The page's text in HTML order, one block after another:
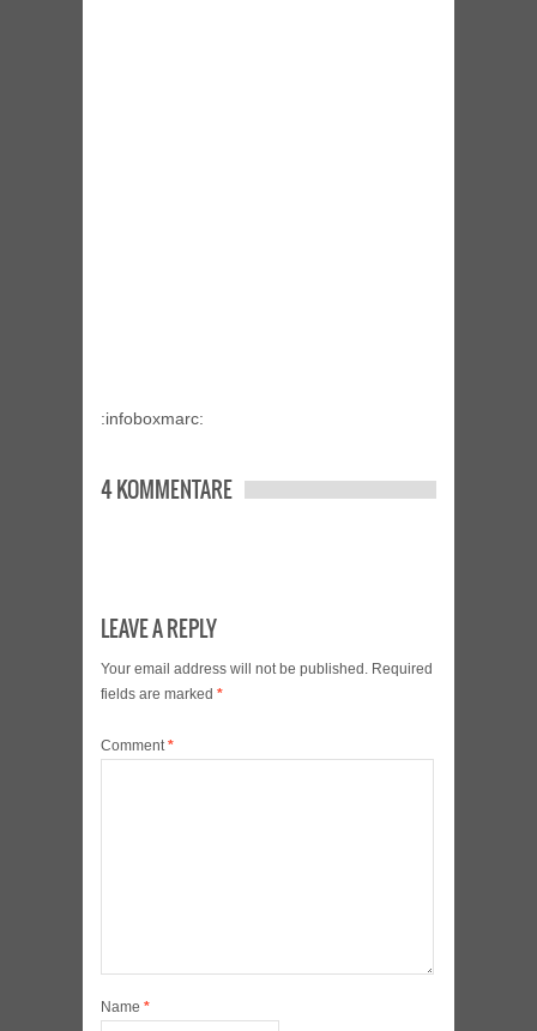
:infoboxmarc:
4 KOMMENTARE
LEAVE A REPLY
Your email address will not be published. Required
fields are marked *
Comment*
Name *